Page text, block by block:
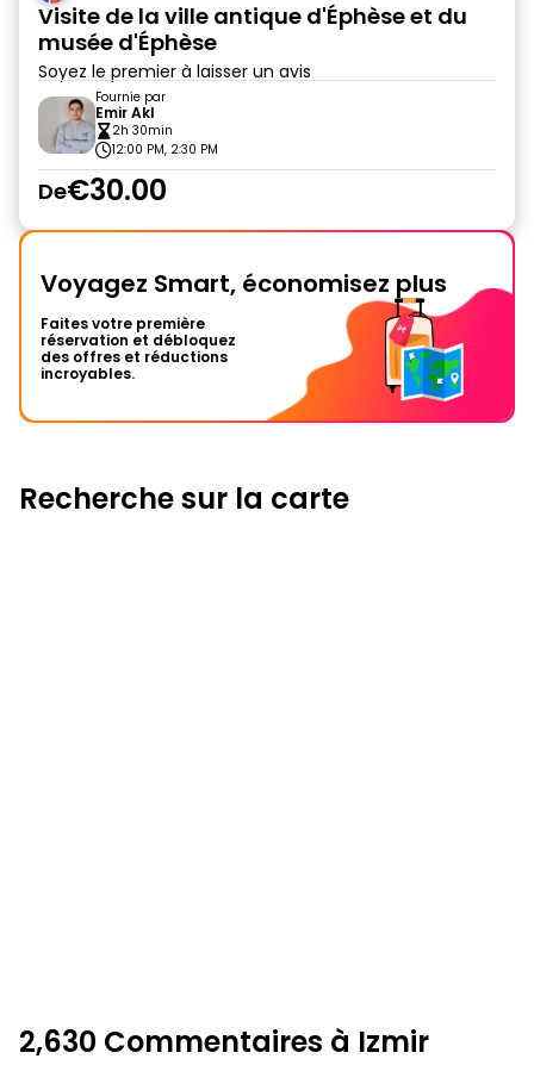
Visite de la ville antique d'Éphèse et du
musée d'Éphèse
Soyez le premier à laisser un avis
Fournie par
Emir Akl
2h 30min
12:00 PM, 2:30 PM
De€30.00
Voyagez Smart, économisez plus
Faites votre première
réservation et débloquez
des offres et réductions
incroyables.
Recherche sur la carte
2,630 Commentaires à Izmir